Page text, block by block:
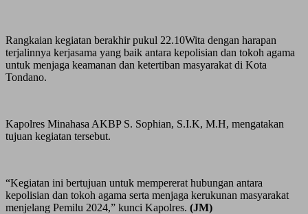
Rangkaian kegiatan berakhir pukul 22.10Wita dengan harapan
terjalinnya kerjasama yang baik antara kepolisian dan tokoh agama
untuk menjaga keamanan dan ketertiban masyarakat di Kota
Tondano.
Kapolres Minahasa AKBP S. Sophian, S.I.K, M.H, mengatakan
tujuan kegiatan tersebut.
“Kegiatan ini bertujuan untuk mempererat hubungan antara
kepolisian dan tokoh agama serta menjaga kerukunan masyarakat
menjelang Pemilu 2024,” kunci Kapolres. (JM)